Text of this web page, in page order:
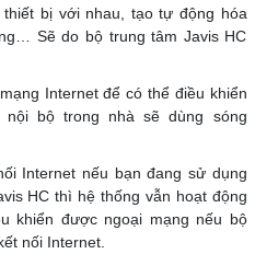
bị với nhau, tạo tự động hóa
Sẽ do bộ trung tâm Javis HC
Internet để có thể điều khiển
bộ trong nhà sẽ dùng sóng
Internet nếu bạn đang sử dụng
HC thì hệ thống vẫn hoạt động
khiển được ngoại mạng nếu bộ
nối Internet.